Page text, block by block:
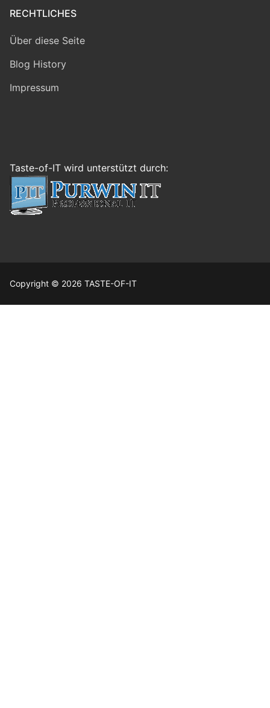
RECHTLICHES
Über diese Seite
Blog History
Impressum
Taste-of-IT wird unterstützt durch:
Copyright © 2026 TASTE-OF-IT